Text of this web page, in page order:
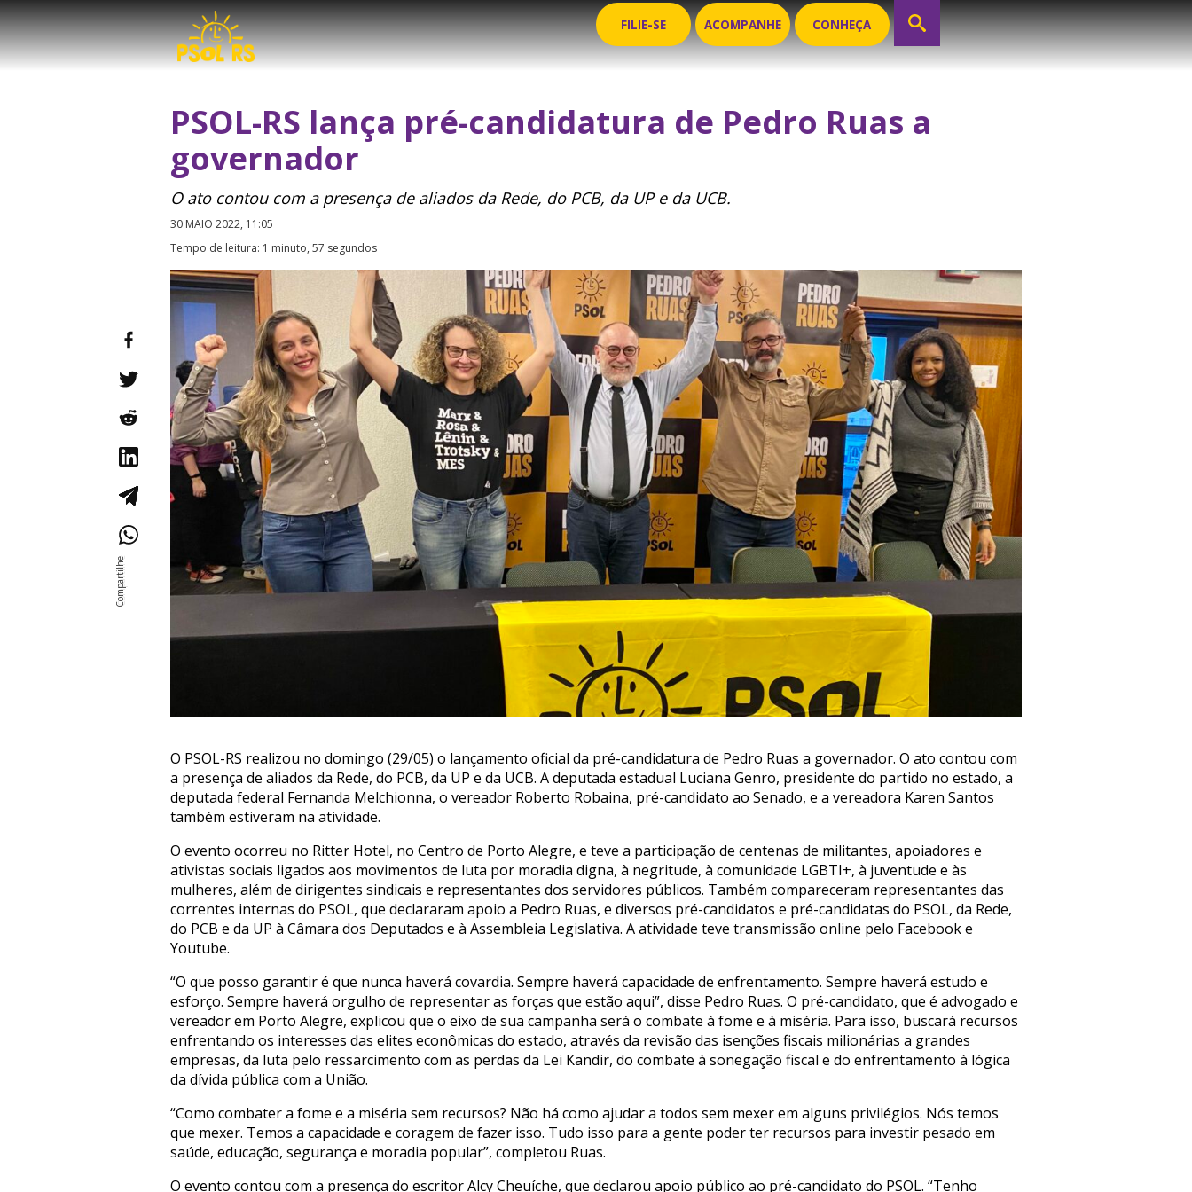
FILIE-SE ACOMPANHE CONHEÇA
PSOL-RS lança pré-candidatura de Pedro Ruas a
governador
O ato contou com a presença de aliados da Rede, do PCB, da UP e da UCB.
30 MAIO 2022, 11:05
Tempo de leitura: 1 minuto, 57 segundos
O PSOL-RS realizou no domingo (29/05) o lançamento oficial da pré-candidatura de Pedro Ruas a governador. O ato contou com
a presença de aliados da Rede, do PCB, da UP e da UCB. A deputada estadual Luciana Genro, presidente do partido no estado, a
deputada federal Fernanda Melchionna, o vereador Roberto Robaina, pré-candidato ao Senado, e a vereadora Karen Santos
também estiveram na atividade.
O evento ocorreu no Ritter Hotel, no Centro de Porto Alegre, e teve a participação de centenas de militantes, apoiadores e
ativistas sociais ligados aos movimentos de luta por moradia digna, à negritude, à comunidade LGBTI+, à juventude e às
mulheres, além de dirigentes sindicais e representantes dos servidores públicos. Também compareceram representantes das
correntes internas do PSOL, que declararam apoio a Pedro Ruas, e diversos pré-candidatos e pré-candidatas do PSOL, da Rede,
do PCB e da UP à Câmara dos Deputados e à Assembleia Legislativa. A atividade teve transmissão online pelo Facebook e
Youtube.
“O que posso garantir é que nunca haverá covardia. Sempre haverá capacidade de enfrentamento. Sempre haverá estudo e
esforço. Sempre haverá orgulho de representar as forças que estão aqui”, disse Pedro Ruas. O pré-candidato, que é advogado e
vereador em Porto Alegre, explicou que o eixo de sua campanha será o combate à fome e à miséria. Para isso, buscará recursos
enfrentando os interesses das elites econômicas do estado, através da revisão das isenções fiscais milionárias a grandes
empresas, da luta pelo ressarcimento com as perdas da Lei Kandir, do combate à sonegação fiscal e do enfrentamento à lógica
da dívida pública com a União.
“Como combater a fome e a miséria sem recursos? Não há como ajudar a todos sem mexer em alguns privilégios. Nós temos
que mexer. Temos a capacidade e coragem de fazer isso. Tudo isso para a gente poder ter recursos para investir pesado em
saúde, educação, segurança e moradia popular”, completou Ruas.
O evento contou com a presença do escritor Alcy Cheuíche, que declarou apoio público ao pré-candidato do PSOL. “Tenho